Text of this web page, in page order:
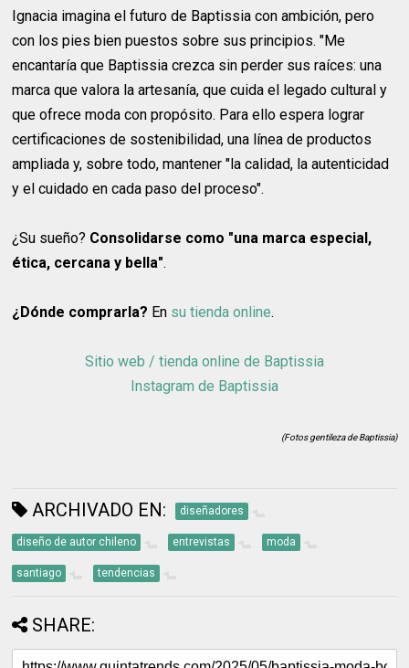
Ignacia imagina el futuro de Baptissia con ambición, pero
con los pies bien puestos sobre sus principios. "Me
encantaría que Baptissia crezca sin perder sus raíces: una
marca que valora la artesanía, que cuida el legado cultural y
que ofrece moda con propósito. Para ello espera lograr
certificaciones de sostenibilidad, una línea de productos
ampliada y, sobre todo, mantener "la calidad, la autenticidad
y el cuidado en cada paso del proceso".
¿Su sueño? Consolidarse como "una marca especial,
ética, cercana y bella".
¿Dónde comprarla? En su tienda online.
Sitio web / tienda online de Baptissia
Instagram de Baptissia
(Fotos gentileza de Baptissia)
ARCHIVADO EN: diseñadores
diseño de autor chileno entrevistas moda
santiago tendencias
SHARE: